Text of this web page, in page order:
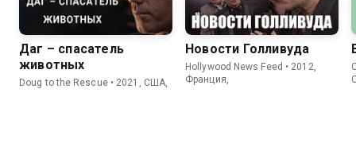
Даг – спасатель
животных
Doug to the Rescue • 2021, США,
Новости Голливуда
Hollywood News Feed • 2012,
Франция,